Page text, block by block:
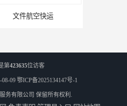
专业空运公司
第423635位访客
09 鄂ICP备2025134147号-1
务有限公司 保留所有权利.